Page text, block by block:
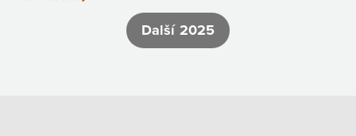
Další 2025